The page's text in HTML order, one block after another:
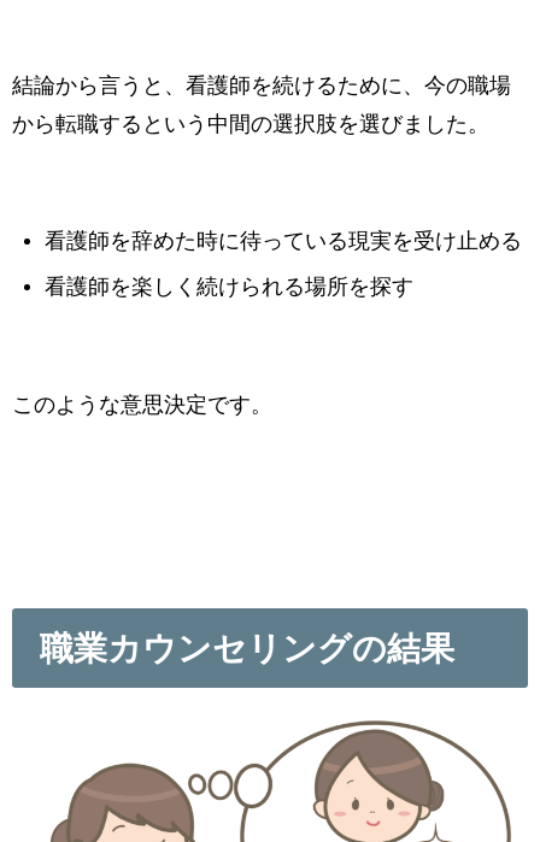
結論から言うと、看護師を続けるために、今の職場
から転職するという中間の選択肢を選びました。
看護師を辞めた時に待っている現実を受け止める
看護師を楽しく続けられる場所を探す
このような意思決定です。
職業カウンセリングの結果